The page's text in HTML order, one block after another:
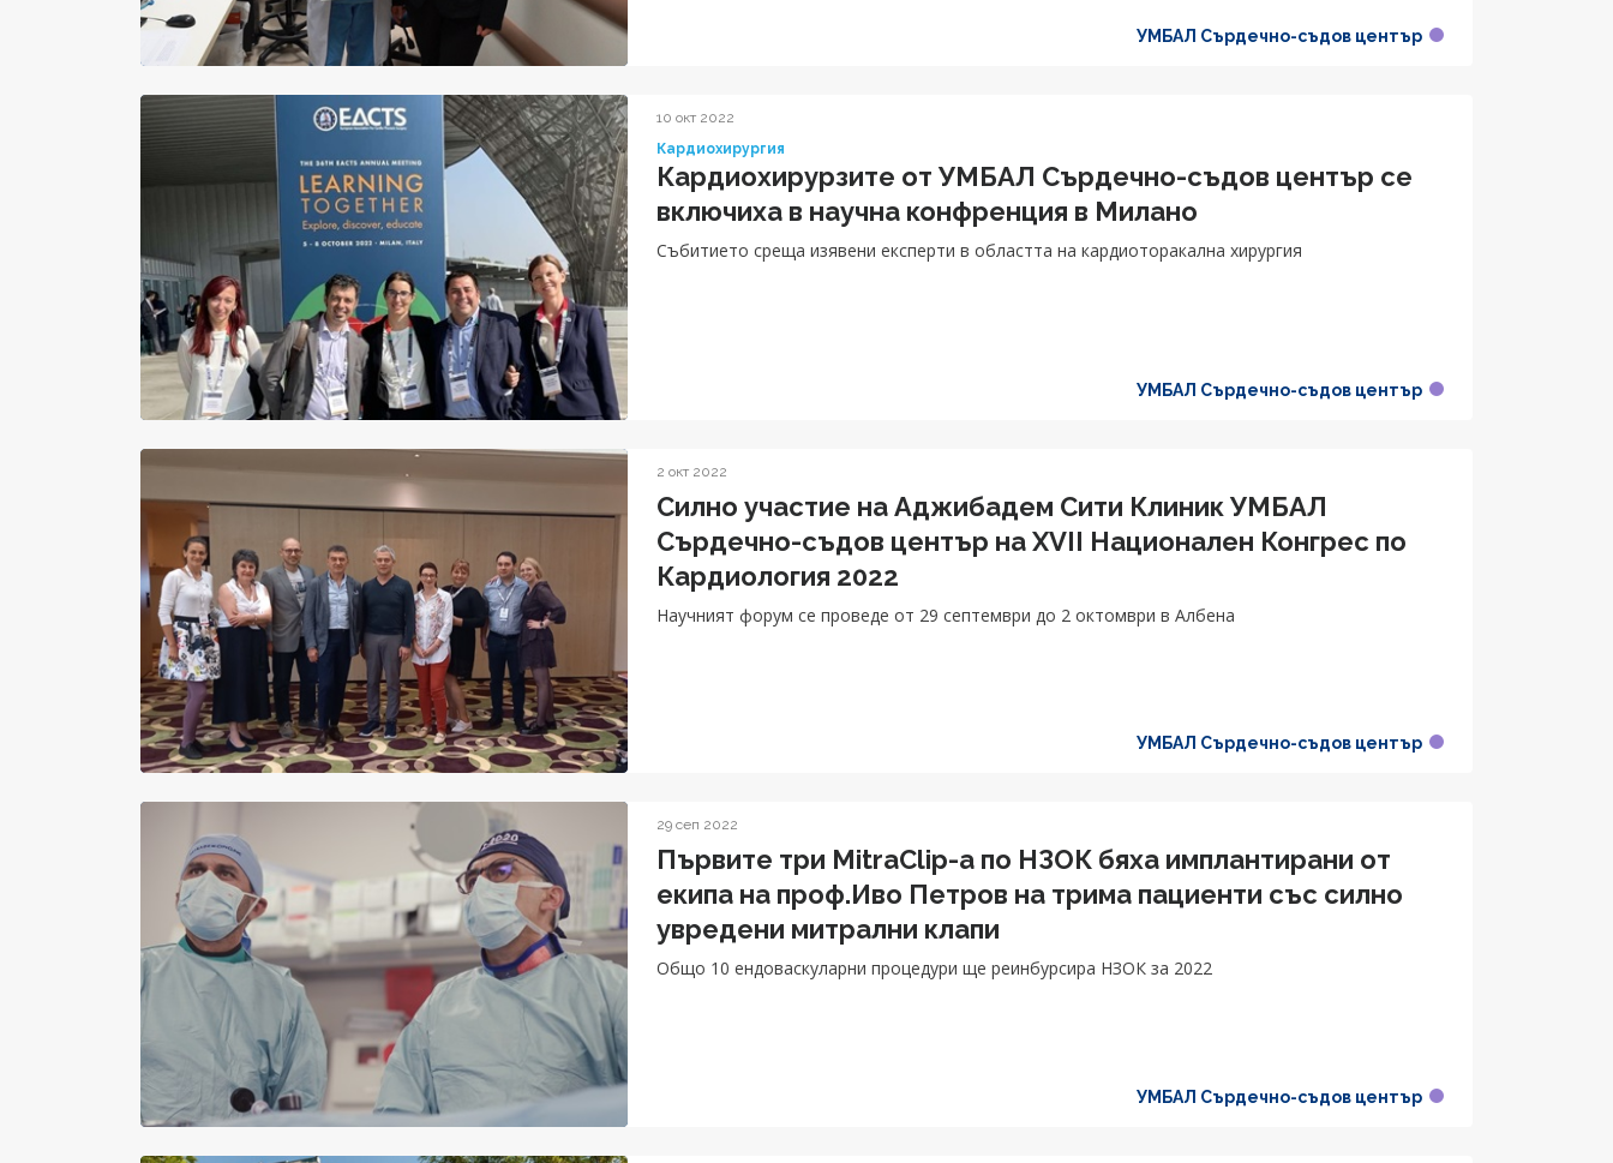
УМБАЛ Сърдечно-съдов център
10 окт 2022
Кардиохирургия
Кардиохирурзите от УМБАЛ Сърдечно-съдов център се
включиха в научна конфренция в Милано
Събитието среща изявени експерти в областта на кардиоторакална хирургия
УМБАЛ Сърдечно-съдов център
2 окт 2022
Силно участие на Аджибадем Сити Клиник УМБАЛ
Сърдeчно-съдов център на XVII Национален Конгрес по
Кардиология 2022
Научният форум се проведе от 29 септември до 2 октомври в Албена
УМБАЛ Сърдечно-съдов център
29 сеп 2022
Първите три MitraClip-а по НЗОК бяха имплантирани от
екипа на проф.Иво Петров на трима пациенти със силно
увредени митрални клапи
Общо 10 ендоваскуларни процедури ще реинбурсира НЗОК за 2022
УМБАЛ Сърдечно-съдов център